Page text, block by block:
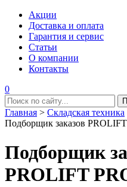
Акции
Доставка и оплата
Гарантия и сервис
Статьи
О компании
Контакты
0
Главная > Складская техника
Подборщик заказов
Подборщик
PROLIFT